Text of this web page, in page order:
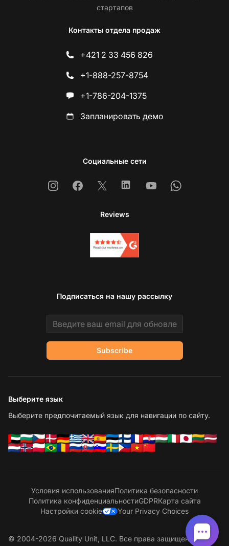
стартапов
Контакты отдела продаж
+421 2 33 456 826
+1-888-257-8754
+1-786-204-1375
Запланировать демо
Социальные сети
InstagramFacebook
X LinkedinYoutubeWhatsapp
Reviews
Подписаться на нашу рассылку
Email address
Subscribe
Выберите язык
Выберите предпочитаемый язык для навигации по сайту.
Условия использованияПолитика безопасности
Политика конфиденциальностиGDPRКарта сайта
Настройки cookie
Your Privacy Choices
© 2004-2026 Quality Unit, LLC. Все права защищены.